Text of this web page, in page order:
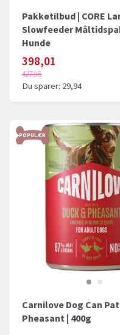
Pakketilbud | CORE
Slowfeeder
Hunde
398,01
427,95
Du sparer: 29,94
POPULÆR
Carnilove Dog Can
Pheasant | 400g